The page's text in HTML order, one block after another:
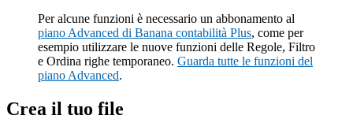
Per alcune funzioni è necessario un abbonamento al
piano Advanced di Banana contabilità Plus, come per
esempio utilizzare le nuove funzioni delle Regole, Filtro
e Ordina righe temporaneo. Guarda tutte le funzioni del
piano Advanced.
Crea il tuo file